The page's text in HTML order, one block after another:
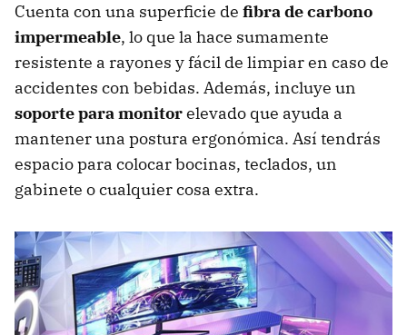
Cuenta con una superficie de fibra de carbono
impermeable, lo que la hace sumamente
resistente a rayones y fácil de limpiar en caso de
accidentes con bebidas. Además, incluye un
soporte para monitorelevado que ayuda a
mantener una postura ergonómica. Así tendrás
espacio para colocar bocinas, teclados, un
gabinete o cualquier cosa extra.